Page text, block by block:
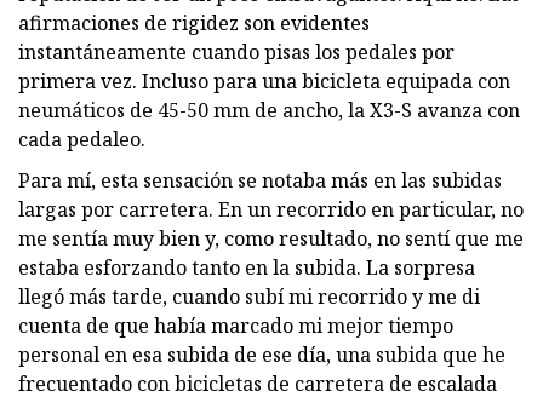
afirmaciones de rigidez son evidentes
instantáneamente cuando pisas los pedales por
primera vez. Incluso para una bicicleta equipada con
neumáticos de 45-50 mm de ancho, la X3-S avanza con
cada pedaleo.
Para mí, esta sensación se notaba más en las subidas
largas por carretera. En un recorrido en particular, no
me sentía muy bien y, como resultado, no sentí que me
estaba esforzando tanto en la subida. La sorpresa
llegó más tarde, cuando subí mi recorrido y me di
cuenta de que había marcado mi mejor tiempo
personal en esa subida de ese día, una subida que he
frecuentado con bicicletas de carretera de escalada